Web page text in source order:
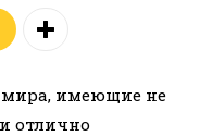
имеющие не
отлично